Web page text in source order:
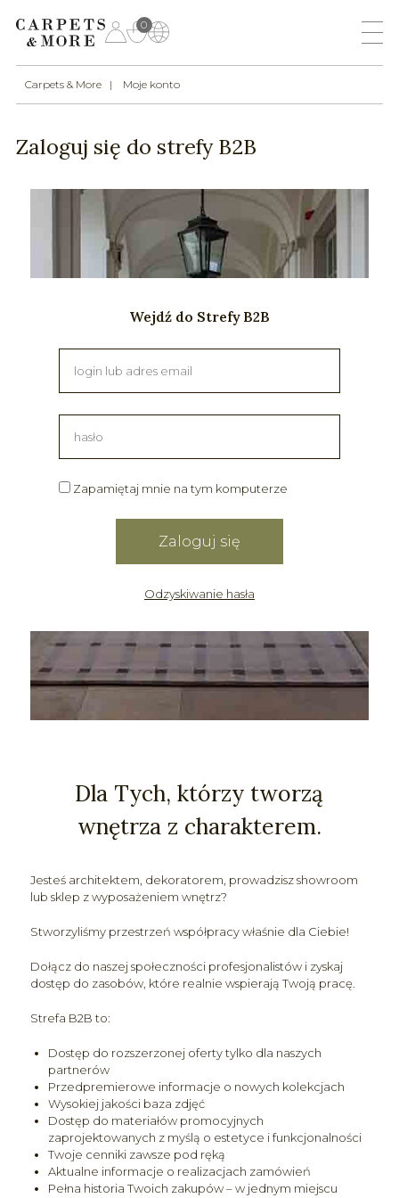
0
Carpets & More Moje konto
Zaloguj się do strefy B2B
Wejdź do Strefy B2B
Zapamiętaj mnie na tym komputerze
Odzyskiwanie hasła
Dla Tych, którzy tworzą
wnętrza z charakterem.
Jesteś architektem, dekoratorem, prowadzisz showroom
lub sklep z wyposażeniem wnętrz?
Stworzyliśmy przestrzeń współpracy właśnie dla Ciebie!
Dołącz do naszej społeczności profesjonalistów i zyskaj
dostęp do zasobów, które realnie wspierają Twoją pracę.
Strefa B2B to:
Dostęp do rozszerzonej oferty tylko dla naszych
partnerów
Przedpremierowe informacje o nowych kolekcjach
Wysokiej jakości baza zdjęć
Dostęp do materiałów promocyjnych
zaprojektowanych z myślą o estetyce i funkcjonalności
Twoje cenniki zawsze pod ręką
Aktualne informacje o realizacjach zamówień
Pełna historia Twoich zakupów – w jednym miejscu